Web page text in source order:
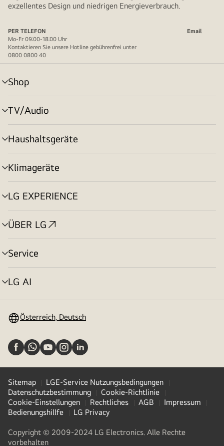
exzellentes Design und niedrigen Energieverbrauch.
PER TELEFON
Email
Mo-Fr 09:00-18:00 Uhr
Kontaktieren Sie unsere Hotline gebührenfrei unter
0800 0800 40
Shop
Menü
umschalten
TV/Audio
Menü
umschalten
Haushaltsgeräte
Menü
umschalten
Klimageräte
Menü
umschalten
LG EXPERIENCE
Menü
umschalten
ÜBER LG
Menü
umschalten
Service
Menü
umschalten
LG AI
Menü
Österreich, Deutsch
Sitemap
LGE-Service Nutzungsbedingungen
Datenschutzbestimmung
Cookie-Richtlinie
Cookie-Einstellungen
Rechtliches AGB
Impressum
Bedienungshillfe
LG Privacy
Copyright © 2009-2024 LG Electronics. Alle Rechte
vorbehalten